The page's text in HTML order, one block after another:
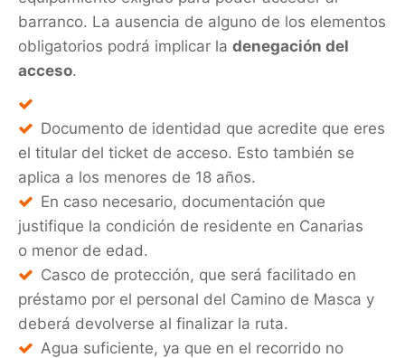
barranco. La ausencia de alguno de los elementos
obligatorios podrá implicar la denegación del
acceso.
Documento de identidad que acredite que eres
el titular del ticket de acceso. Esto también se
aplica a los menores de 18 años.
En caso necesario, documentación que
justifique la condición de residente en Canarias
o menor de edad.
Casco de protección, que será facilitado en
préstamo por el personal del Camino de Masca y
deberá devolverse al finalizar la ruta.
Agua suficiente, ya que en el recorrido no